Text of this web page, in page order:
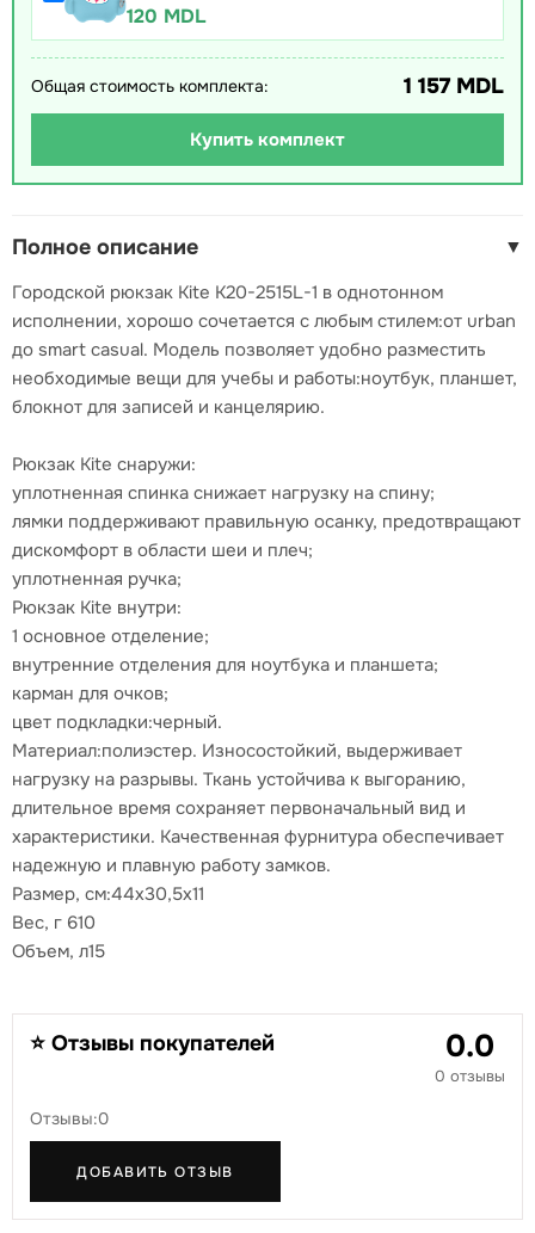
120 MDL
Общая стоимость комплекта: 1 157 MDL
Купить комплект
Полное описание ▼
Городской рюкзак Kite K20-2515L-1 в однотонном
исполнении, хорошо сочетается с любым стилем:от urban
до smart casual. Модель позволяет удобно разместить
необходимые вещи для учебы и работы:ноутбук, планшет,
блокнот для записей и канцелярию.
Рюкзак Kite снаружи:
уплотненная спинка снижает нагрузку на спину;
лямки поддерживают правильную осанку, предотвращают
дискомфорт в области шеи и плеч;
уплотненная ручка;
Рюкзак Kite внутри:
1 основное отделение;
внутренние отделения для ноутбука и планшета;
карман для очков;
цвет подкладки:черный.
Материал:полиэстер. Износостойкий, выдерживает
нагрузку на разрывы. Ткань устойчива к выгоранию,
длительное время сохраняет первоначальный вид и
характеристики. Качественная фурнитура обеспечивает
надежную и плавную работу замков.
Размер, см:44x30,5x11
Вес, г 610
Объем, л15
⭐ Отзывы покупателей 0.0
0 отзывы
Отзывы:0
ДОБАВИТЬ ОТЗЫВ